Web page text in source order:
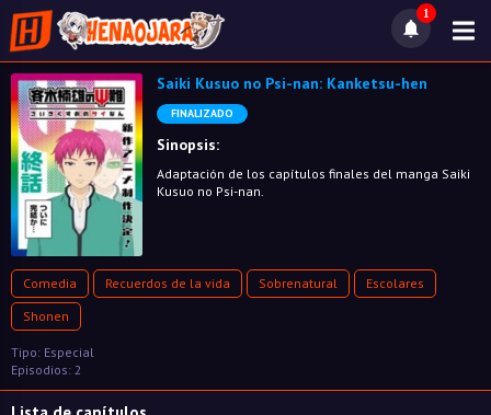
1
Saiki Kusuo no Psi-nan: Kanketsu-hen
FINALIZADO
Sinopsis:
Adaptación de los capítulos finales del manga Saiki
Kusuo no Psi-nan.
Comedia Recuerdos de la vida Sobrenatural
Escolares
Shonen
Tipo: Especial
Episodios: 2